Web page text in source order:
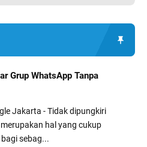
Grup WhatsApp Tanpa
Jakarta - Tidak dipungkiri
hal yang cukup
sebag...